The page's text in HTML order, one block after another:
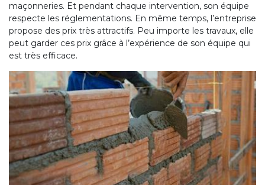
maçonneries. Et pendant chaque intervention, son équipe
respecte les réglementations. En même temps, l’entreprise
propose des prix très attractifs. Peu importe les travaux, elle
peut garder ces prix grâce à l’expérience de son équipe qui
est très efficace.